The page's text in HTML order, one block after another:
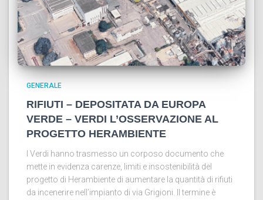
GENERALE
RIFIUTI – DEPOSITATA DA EUROPA
VERDE – VERDI L’OSSERVAZIONE AL
PROGETTO HERAMBIENTE
I Verdi hanno trasmesso un corposo documento che
mette in evidenza carenze, limiti e insostenibilità del
progetto di Herambiente di aumentare la quantità di rifiuti
da incenerire nell’impianto di via Grigioni. Il termine è